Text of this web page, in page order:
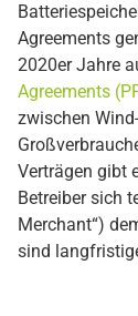
Agreements
2020er Jahre
Agreements
zwischen
Verträgen gibt
Betreiber sich
Merchant“)
sind